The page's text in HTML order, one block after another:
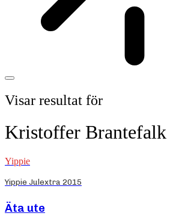
Visar resultat för
Kristoffer Brantefalk
Yippie
Yippie Julextra 2015
Äta ute